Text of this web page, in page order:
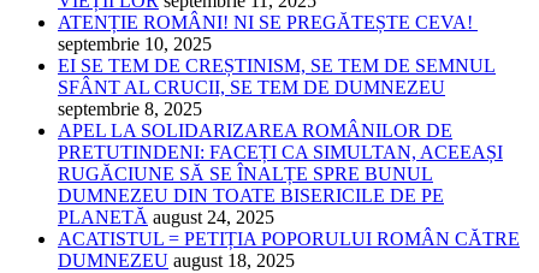
ATENȚIE ROMÂNI! NI SE PREGĂTEȘTE CEVA!
septembrie 10, 2025
EI SE TEM DE CREȘTINISM, SE TEM DE SEMNUL
SFÂNT AL CRUCII, SE TEM DE DUMNEZEU
septembrie 8, 2025
APEL LA SOLIDARIZAREA ROMÂNILOR DE
PRETUTINDENI: FACEȚI CA SIMULTAN, ACEEAȘI
RUGĂCIUNE SĂ SE ÎNALȚE SPRE BUNUL
DUMNEZEU DIN TOATE BISERICILE DE PE
PLANETĂ august 24, 2025
ACATISTUL = PETIȚIA POPORULUI ROMÂN CĂTRE
DUMNEZEU august 18, 2025